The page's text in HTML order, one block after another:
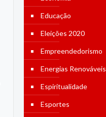
Educação
Eleições 2020
Empreendedorismo
Energias Renováveis
Espiritualidade
Esportes